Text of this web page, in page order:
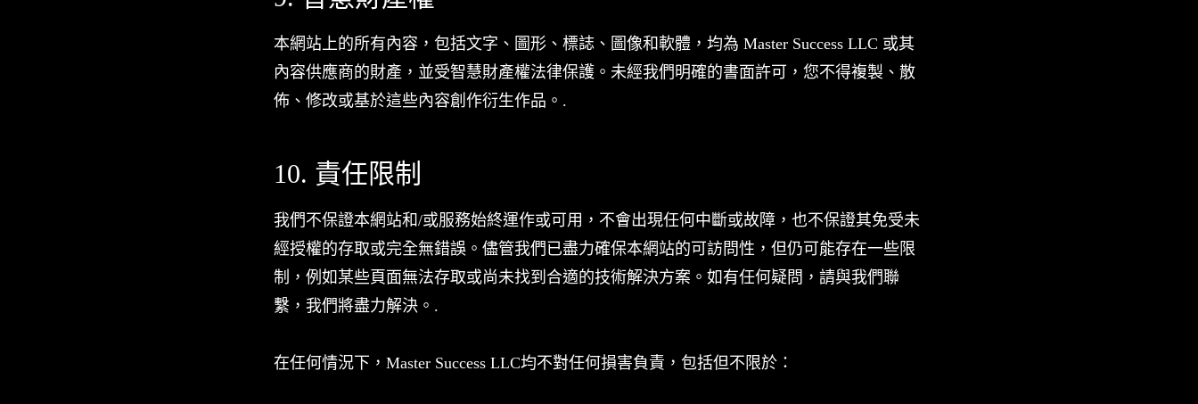
本網站上的所有內容，包括文字、圖形、標誌、圖像和軟體，均為 Master Success LLC 或其
內容供應商的財產，並受智慧財產權法律保護。未經我們明確的書面許可，您不得複製、散
佈、修改或基於這些內容創作衍生作品。.
10. 責任限制
我們不保證本網站和/或服務始終運作或可用，不會出現任何中斷或故障，也不保證其免受未
經授權的存取或完全無錯誤。儘管我們已盡力確保本網站的可訪問性，但仍可能存在一些限
制，例如某些頁面無法存取或尚未找到合適的技術解決方案。如有任何疑問，請與我們聯
繫，我們將盡力解決。.
在任何情況下，Master Success LLC均不對任何損害負責，包括但不限於：